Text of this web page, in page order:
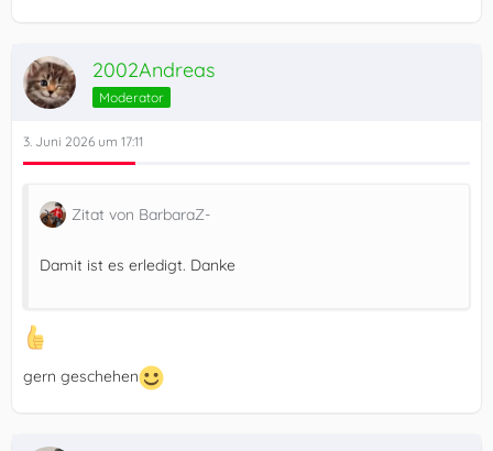
2002Andreas
Moderator
3. Juni 2026 um 17:11
Zitat von BarbaraZ-
Damit ist es erledigt. Danke
gern geschehen